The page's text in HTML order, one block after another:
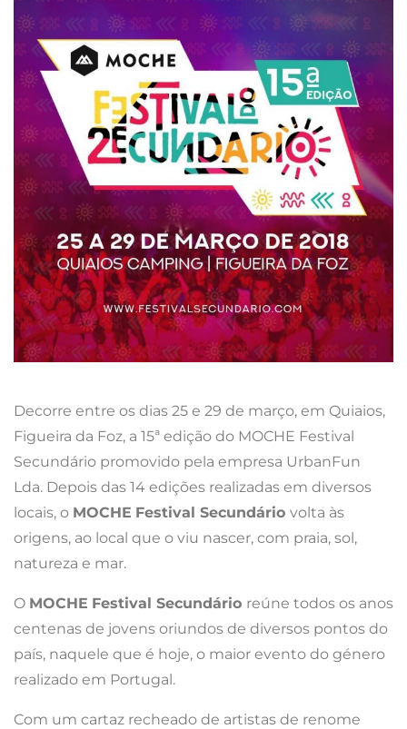
Decorre entre os dias 25 e 29 de março, em Quiaios,
Figueira da Foz, a 15ª edição do MOCHE Festival
Secundário promovido pela empresa UrbanFun
Lda. Depois das 14 edições realizadas em diversos
locais, o MOCHE Festival Secundário volta às
origens, ao local que o viu nascer, com praia, sol,
natureza e mar.
O MOCHE Festival Secundário reúne todos os anos
centenas de jovens oriundos de diversos pontos do
país, naquele que é hoje, o maior evento do género
realizado em Portugal.
Com um cartaz recheado de artistas de renome